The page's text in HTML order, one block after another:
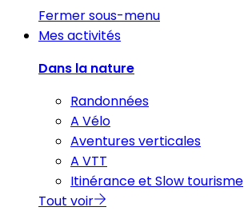
Fermer sous-menu
Mes activités
Dans la nature
Randonnées
A Vélo
Aventures verticales
A VTT
Itinérance et Slow tourisme
Tout voir